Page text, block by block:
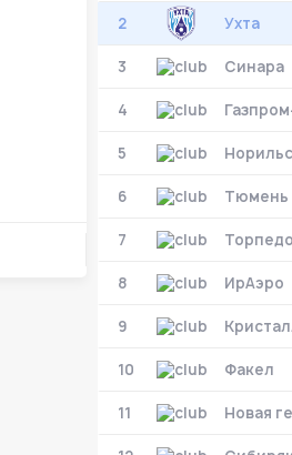
БЕТСИТИ
30 Мая 2026
УСК «Ухта». Ухта
Ухта
Тюмень
Матч-центр
03 Июня 2026 , 17:00 (МСК)
2 Ухта
3 Синара
4
5
6 Тюмень
7 Торпедо
8 ИрАэро
9
10 Факел
11 Новая